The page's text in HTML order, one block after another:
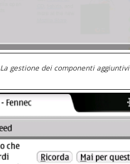
La gestione dei componenti aggiuntivi